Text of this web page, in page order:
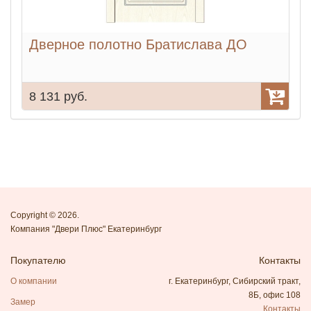
Дверное полотно Братислава ДО
8 131 руб.
Copyright © 2026.
Компания "Двери Плюс" Екатеринбург
Покупателю
О компании
Замер
Контакты
г. Екатеринбург, Сибирский тракт,
8Б, офис 108
Контакты